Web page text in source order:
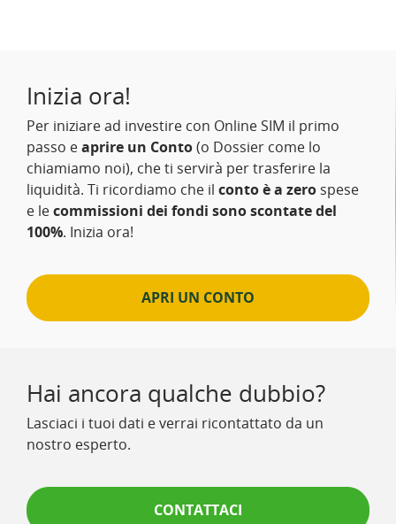
Inizia ora!
Per iniziare ad investire con Online SIM il primo
passo eaprire un Conto(o Dossier come lo
chiamiamo noi), che ti servirà per trasferire la
liquidità. Ti ricordiamo che il conto è a zero spese
e lecommissioni dei fondi sono scontate del
100%. Inizia ora!
APRI UN CONTO
Hai ancora qualche dubbio?
Lasciaci i tuoi dati e verrai ricontattato da un
nostro esperto.
CONTATTACI